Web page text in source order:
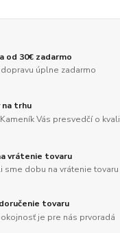
od 30€ zadarmo
úplne zadarmo
na trhu
Vás presvedčí o
vrátenie tovaru
sme dobu na vrátenie tovaru
tovaru
je pre nás prvoradá